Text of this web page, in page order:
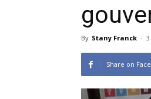
By Stany Franck -
Share on